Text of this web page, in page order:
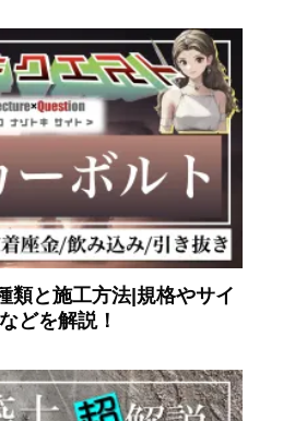
類と施工方法|規格やサイ
どを解説！